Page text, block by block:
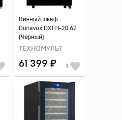
Винный шкаф
Dunavox DXFH-20.62
(Черный)
ТЕХНОМУЛЬТ
61 399 ₽ 11